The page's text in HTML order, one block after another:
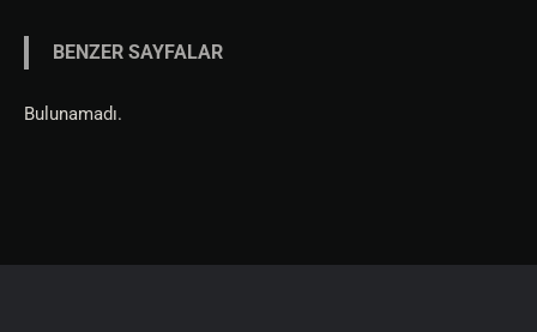
BENZER SAYFALAR
Bulunamadı.